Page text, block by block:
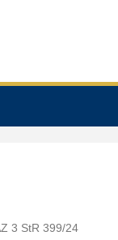
3 StR 399/24